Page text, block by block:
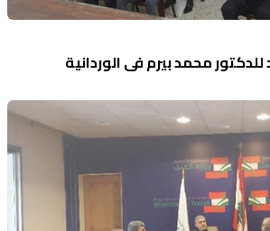
محمد بيرم في الوردانية